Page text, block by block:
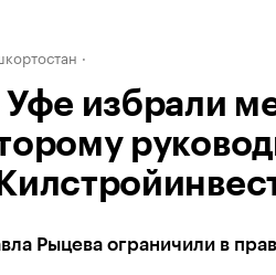
Уфе избрали
Рыцева ограничили в